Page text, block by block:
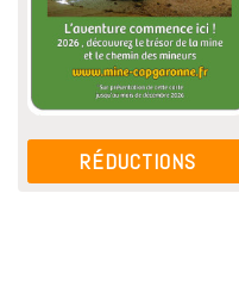
RÉDUCTIONS